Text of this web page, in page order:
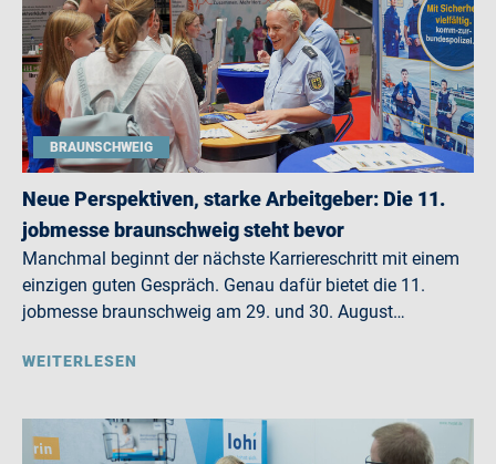
BRAUNSCHWEIG
Neue Perspektiven, starke Arbeitgeber: Die 11.
jobmesse braunschweig steht bevor
Manchmal beginnt der nächste Karriereschritt mit einem
einzigen guten Gespräch. Genau dafür bietet die 11.
jobmesse braunschweig am 29. und 30. August…
WEITERLESEN